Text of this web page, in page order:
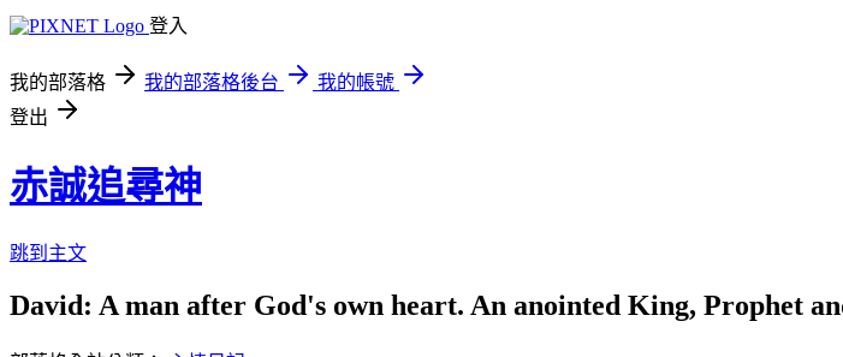
登入
我的部落格 我的部落格後台
我的帳號
登出
赤誠追尋神
跳到主文
David: A man after God's own heart. An anointed King, Prophet